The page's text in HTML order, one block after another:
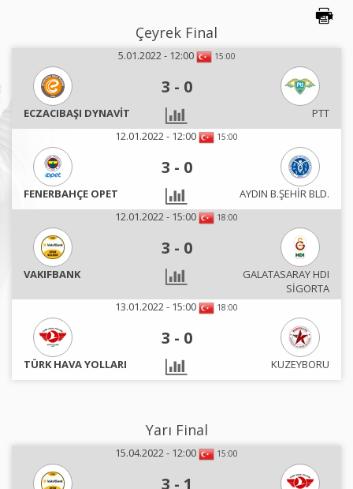
Çeyrek Final
5.01.2022 - 12:00 15:00
3 - 0
ECZACIBAŞI DYNAVİT
PTT
12.01.2022 - 12:00
15:00
3 - 0
FENERBAHÇE OPET
AYDIN B.ŞEHİR BLD.
12.01.2022 - 15:00
18:00
3 - 0
VAKIFBANK
GALATASARAY HDI
SİGORTA
13.01.2022 - 15:00
18:00
3 - 0
TÜRK HAVA YOLLARI KUZEYBORU
Yarı Final
15.04.2022 - 12:00 15:00
3 - 1